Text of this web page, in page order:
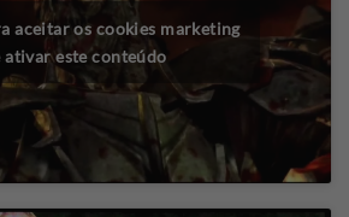
aceitar os cookies marketing
ativar este conteúdo